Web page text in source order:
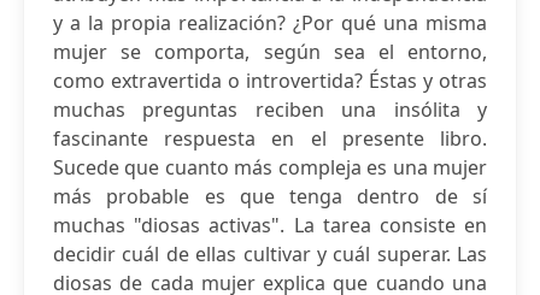
y a la propia realización? ¿Por qué una misma
mujer se comporta, según sea el entorno,
como extravertida o introvertida? Éstas y otras
muchas preguntas reciben una insólita y
fascinante respuesta en el presente libro.
Sucede que cuanto más compleja es una mujer
más probable es que tenga dentro de sí
muchas "diosas activas". La tarea consiste en
decidir cuál de ellas cultivar y cuál superar. Las
diosas de cada mujer explica que cuando una